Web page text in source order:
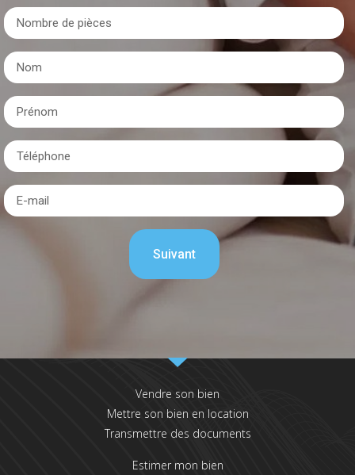
Vendre son bien
Mettre son bien en location
Transmettre des documents
Estimer mon bien